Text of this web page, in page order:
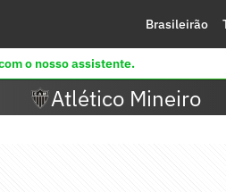
Brasileirão
o nosso assistente.
Atlético Mineiro